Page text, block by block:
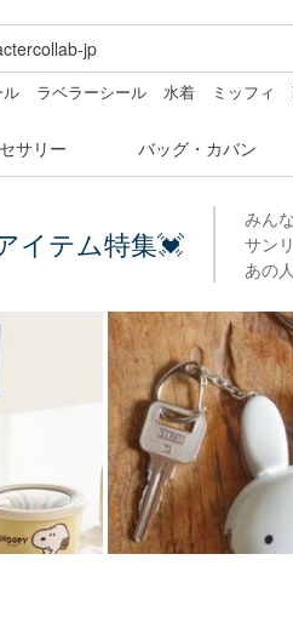
ル ラベラーシール 水着 ミッフィ
サリー バッグ・カバン
イテム特集💓
みん
サン
あの